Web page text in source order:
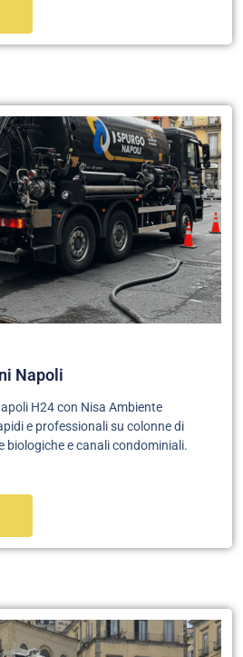
Napoli
H24 con Nisa Ambiente
e professionali su colonne di
biologiche e canali condominiali.